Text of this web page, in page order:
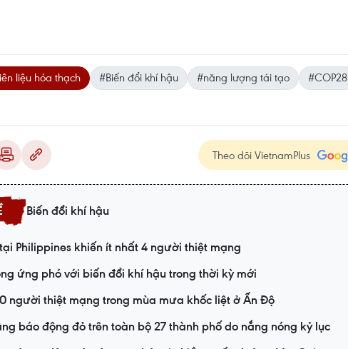
liệu hóa thạch #Biến đổi khí hậu #năng lượng tái tạo
#COP28
Theo dõi VietnamPlus
Biến đổi khí hậu
Philippines khiến ít nhất 4 người thiệt mạng
ứng phó với biến đổi khí hậu trong thời kỳ mới
người thiệt mạng trong mùa mưa khốc liệt ở Ấn Độ
báo động đỏ trên toàn bộ 27 thành phố do nắng nóng kỷ lục